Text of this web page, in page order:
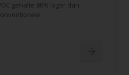
gehalte 80% lager dan